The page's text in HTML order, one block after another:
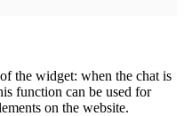
the widget: when the chat is
function can be used for
on the website.